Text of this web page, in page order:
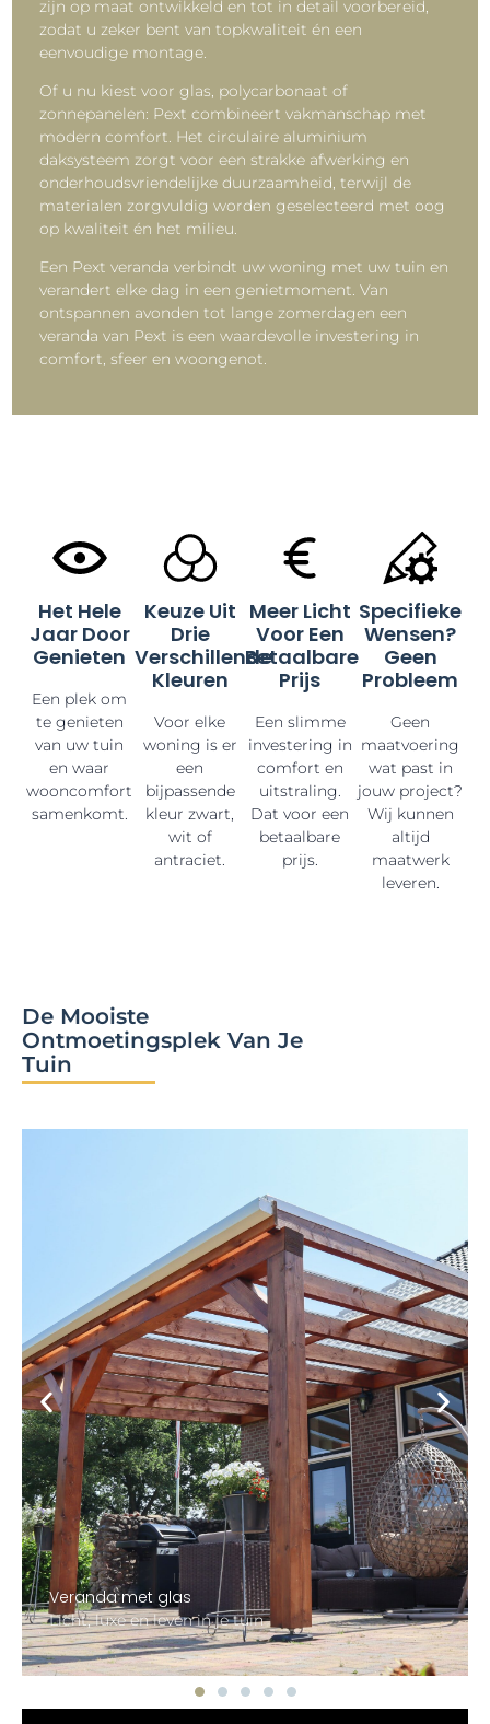
zijn op maat ontwikkeld en tot in detail voorbereid,
zodat u zeker bent van topkwaliteit én een
eenvoudige montage.
Of u nu kiest voor glas, polycarbonaat of
zonnepanelen: Pext combineert vakmanschap met
modern comfort. Het circulaire aluminium
daksysteem zorgt voor een strakke afwerking en
onderhoudsvriendelijke duurzaamheid, terwijl de
materialen zorgvuldig worden geselecteerd met oog
op kwaliteit én het milieu.
Een Pext veranda verbindt uw woning met uw tuin en
verandert elke dag in een genietmoment. Van
ontspannen avonden tot lange zomerdagen een
veranda van Pext is een waardevolle investering in
comfort, sfeer en woongenot.
Het Hele
Jaar Door
Genieten
Een plek om
te genieten
van uw tuin
en waar
wooncomfort
samenkomt.
Keuze Uit
Drie
Verschillende
Kleuren
Voor elke
woning is er
een
bijpassende
kleur zwart,
wit of
antraciet.
Meer Licht
Voor Een
Betaalbare
Prijs
Een slimme
investering in
comfort en
uitstraling.
Dat voor een
betaalbare
prijs.
Specifieke
Wensen?
Geen
Probleem
Geen
maatvoering
wat past in
jouw project?
Wij kunnen
altijd
maatwerk
leveren.
De Mooiste
Ontmoetingsplek Van Je
Tuin
Veranda met glas
Licht, luxe en leven in je tuin